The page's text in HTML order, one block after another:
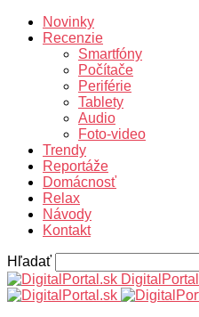
Novinky
Recenzie
Smartfóny
Počítače
Periférie
Tablety
Audio
Foto-video
Trendy
Reportáže
Domácnosť
Relax
Návody
Kontakt
Hľadať